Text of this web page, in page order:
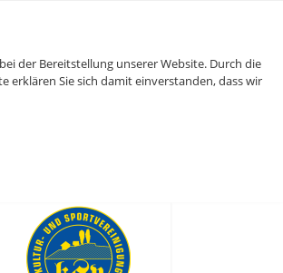
der Bereitstellung unserer Website. Durch die
erklären Sie sich damit einverstanden, dass wir